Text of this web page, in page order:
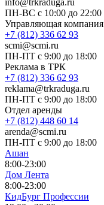
info@trkraduga.ru
ПН-ВС с 10:00 до 22:00
Управляющая компания
+7 (812) 336 62 93
scmi@scmi.ru
ПН-ПТ с 9:00 до 18:00
Реклама в ТРК
+7 (812) 336 62 93
reklama@trkraduga.ru
ПН-ПТ с 9:00 до 18:00
Отдел аренды
+7 (812) 448 60 14
arenda@scmi.ru
ПН-ПТ с 9:00 до 18:00
Ашан
8:00-23:00
Дом Лента
8:00-23:00
КидБург Профессии